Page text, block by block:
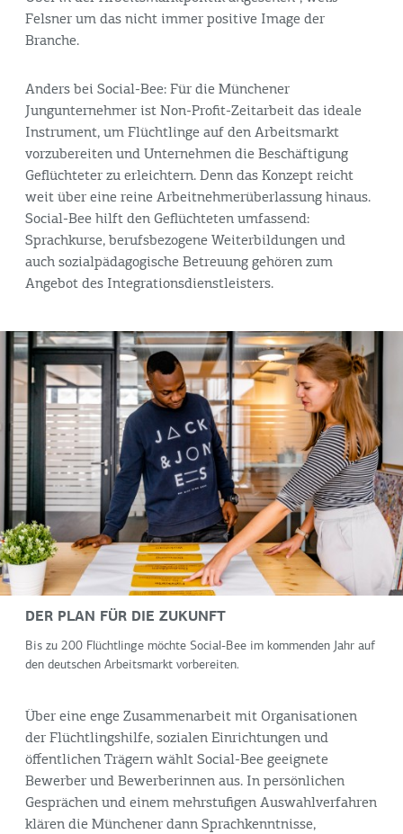
Felsner um das nicht immer positive Image der
Branche.
Anders bei Social-Bee: Für die Münchener
Jungunternehmer ist Non-Profit-Zeitarbeit das ideale
Instrument, um Flüchtlinge auf den Arbeitsmarkt
vorzubereiten und Unternehmen die Beschäftigung
Geflüchteter zu erleichtern. Denn das Konzept reicht
weit über eine reine Arbeitnehmerüberlassung hinaus.
Social-Bee hilft den Geflüchteten umfassend:
Sprachkurse, berufsbezogene Weiterbildungen und
auch sozialpädagogische Betreuung gehören zum
Angebot des Integrationsdienstleisters.
DER PLAN FÜR DIE ZUKUNFT
Bis zu 200 Flüchtlinge möchte Social-Bee im kommenden Jahr auf
den deutschen Arbeitsmarkt vorbereiten.
Über eine enge Zusammenarbeit mit Organisationen
der Flüchtlingshilfe, sozialen Einrichtungen und
öffentlichen Trägern wählt Social-Bee geeignete
Bewerber und Bewerberinnen aus. In persönlichen
Gesprächen und einem mehrstufigen Auswahlverfahren
klären die Münchener dann Sprachkenntnisse,